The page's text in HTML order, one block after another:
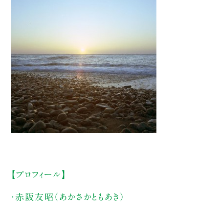
【プロフィール】
・赤阪友昭（あかさかともあき）